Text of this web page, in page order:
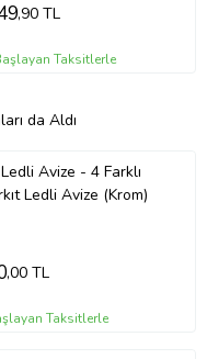
,90 TL
Taksitlerle
da Aldı
Avize - 4 Farklı
Ledli Avize (Krom)
,00 TL
Taksitlerle